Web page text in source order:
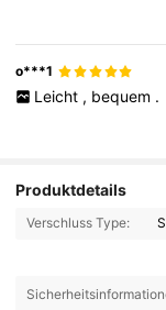
o***1
Leicht , bequem .
Produktdetails
Verschluss Type: